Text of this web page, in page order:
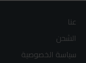
عنا
الشحن
سياسة الخصوصية